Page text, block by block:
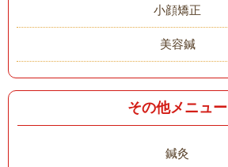
小顔矯正
美容鍼
その他メニュー
鍼灸